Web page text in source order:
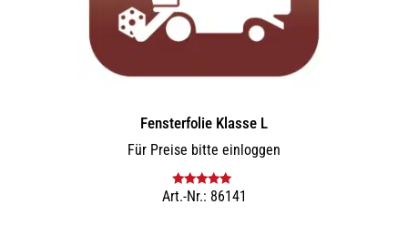
Fensterfolie Klasse L
Für Preise bitte einloggen
Bewertet mit
Art.-Nr.: 86141